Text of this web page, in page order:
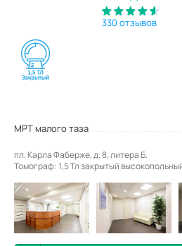
330 отзывов
МРТ малого таза
пл. Карла Фаберже, д. 8, литера Б.
Томограф: 1,5 Тл закрытый